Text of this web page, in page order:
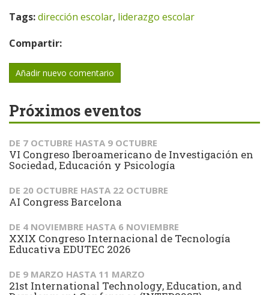
Tags:dirección escolar, liderazgo escolar
Compartir:
Añadir nuevo comentario
Próximos eventos
DE 7 OCTUBRE HASTA 9 OCTUBRE
VI Congreso Iberoamericano de Investigación en
Sociedad, Educación y Psicología
DE 20 OCTUBRE HASTA 22 OCTUBRE
AI Congress Barcelona
DE 4 NOVIEMBRE HASTA 6 NOVIEMBRE
XXIX Congreso Internacional de Tecnología
Educativa EDUTEC 2026
DE 9 MARZO HASTA 11 MARZO
21st International Technology, Education, and